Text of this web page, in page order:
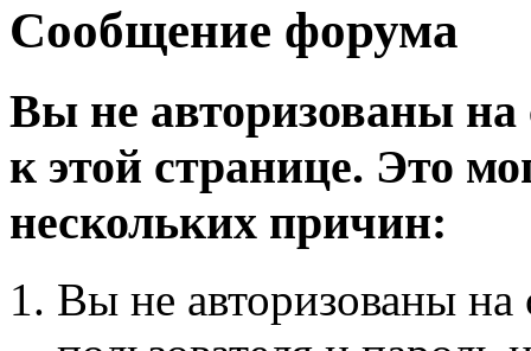
Сообщение форума
Вы не авторизованы на
к этой странице. Это
нескольких причин:
Вы не авторизованы на